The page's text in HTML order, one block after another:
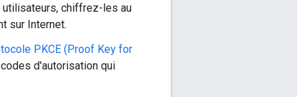
chiffrez-les au
sur Internet.
PKCE (Proof Key for
d'autorisation qui